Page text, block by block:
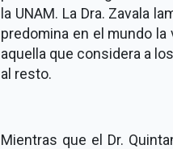
la UNAM. La Dra. Zavala
predomina en el mundo
aquella que considera a
al resto.
Mientras que el Dr.